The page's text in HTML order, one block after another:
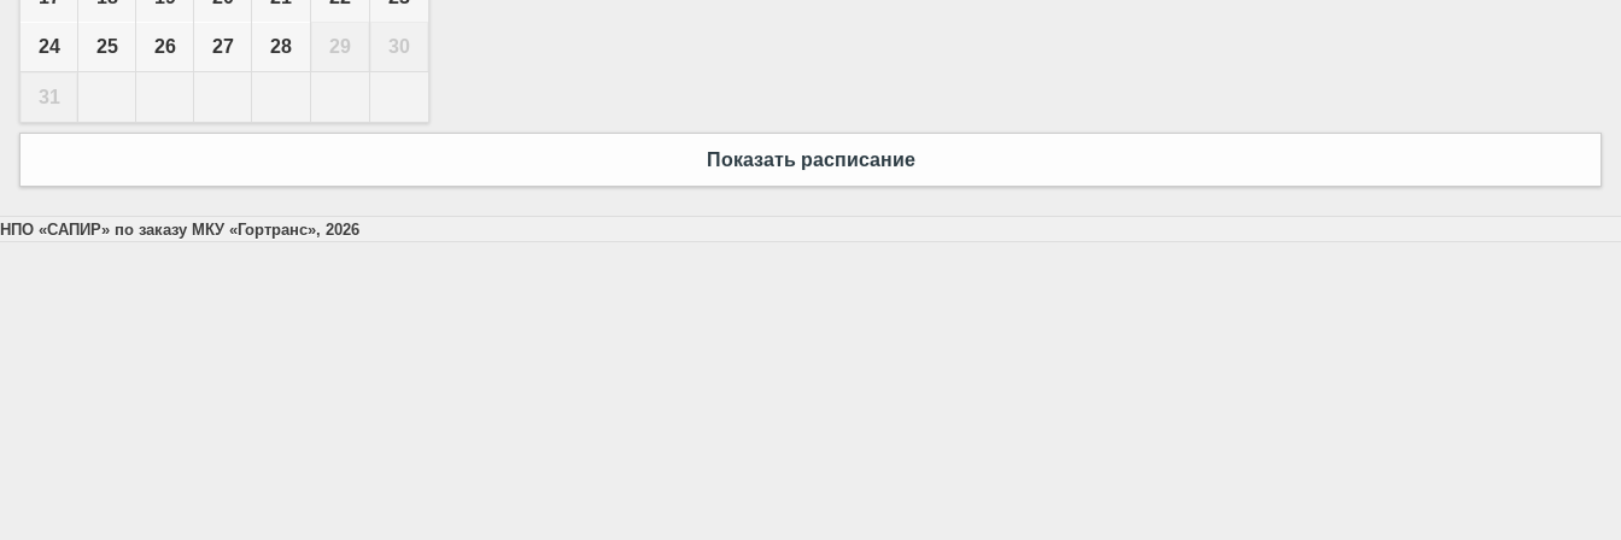
24 25 26 27 28 29 30
31
Показать расписание
НПО «САПИР» по заказу МКУ «Гортранс», 2026